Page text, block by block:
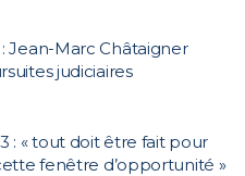
Jean-Marc Châtaigner
judiciaires
: « tout doit être fait pour
fenêtre d’opportunité »